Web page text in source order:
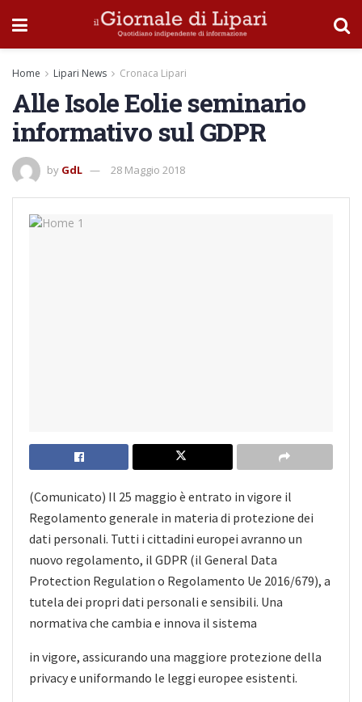
Home Lipari News Cronaca Lipari
Alle Isole Eolie seminario
informativo sul GDPR
by GdL 28 Maggio 2018
(Comunicato) Il 25 maggio è entrato in vigore il
Regolamento generale in materia di protezione dei
dati personali. Tutti i cittadini europei avranno un
nuovo regolamento, il GDPR (il General Data
Protection Regulation o Regolamento Ue 2016/679), a
tutela dei propri dati personali e sensibili. Una
normativa che cambia e innova il sistema
in vigore, assicurando una maggiore protezione della
privacy e uniformando le leggi europee esistenti.